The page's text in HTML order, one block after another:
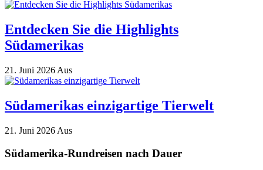
Entdecken Sie die Highlights
Südamerikas
21. Juni 2026 Aus
Südamerikas einzigartige Tierwelt
21. Juni 2026 Aus
Südamerika-Rundreisen nach Dauer